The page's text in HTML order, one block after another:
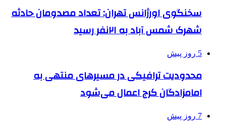
سخنگوی اورژانس تهران: تعداد مصدومان حادثه
شهرک شمس آباد به ۲۱نفر رسید
5 روز پیش
محدودیت ترافیکی در مسیرهای منتهی به
امامزادگان کرج اعمال می‌شود
7 روز پیش